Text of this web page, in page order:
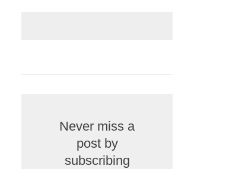
Never miss a
post by
subscribing